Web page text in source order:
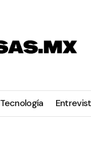
Tecnología